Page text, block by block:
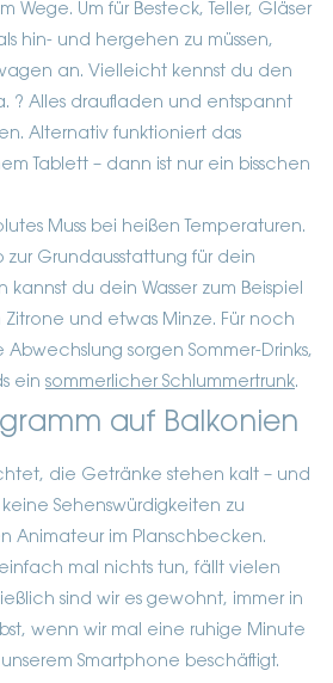
Wege. Um für Besteck, Teller, Gläser
hin- und hergehen zu müssen,
an. Vielleicht kennst du den
? Alles draufladen und entspannt
Alternativ funktioniert das
Tablett – dann ist nur ein bisschen
Muss bei heißen Temperaturen.
zur Grundausstattung für dein
kannst du dein Wasser zum Beispiel
und etwas Minze. Für noch
sorgen Sommer-Drinks,
ein sommerlicher Schlummertrunk.
auf Balkonien
die Getränke stehen kalt – und
Sehenswürdigkeiten zu
Animateur im Planschbecken.
mal nichts tun, fällt vielen
sind wir es gewohnt, immer in
wenn wir mal eine ruhige Minute
Smartphone beschäftigt.